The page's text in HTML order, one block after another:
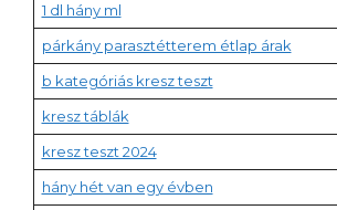
1 dl hány ml
párkány parasztétterem étlap árak
b kategóriás kresz teszt
kresz táblák
kresz teszt 2024
hány hét van egy évben